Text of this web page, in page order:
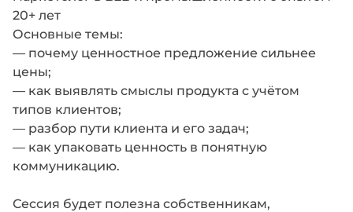
20+ лет
Основные темы:
— почему ценностное предложение сильнее
цены;
— как выявлять смыслы продукта с учётом
типов клиентов;
— разбор пути клиента и его задач;
— как упаковать ценность в понятную
коммуникацию.
Сессия будет полезна собственникам,